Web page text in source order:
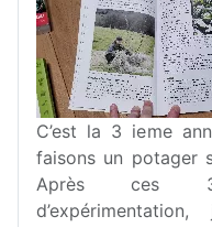
C’est la 3 ieme
faisons un potager
Après ces